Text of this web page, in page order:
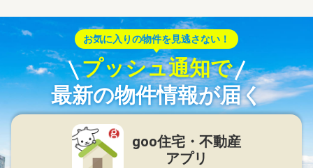
お気に入りの物件を見逃さない！
プッシュ通知で
最新の物件情報が届く
goo住宅・不動産
アプリ